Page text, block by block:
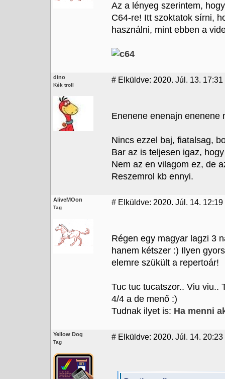
Az a lényeg szerintem,
C64-re! Itt szoktatok sírni,
használni, mint ebben a
dino
Kék troll
# Elküldve: 2020. Júl. 13. 17:31
Enenene enenajn enenene
Nincs ezzel baj, fiatalsag,
Bar az is teljesen igaz,
Nem az en vilagom ez, de
Reszemrol kb ennyi.
AliveMOon
Tag
# Elküldve: 2020. Júl. 14.
Régen egy magyar lagzi 3
hanem kétszer :) Ilyen
elemre szükült a repertoár!
Tuc tuc tucatszor.. Viu viu..
4/4 a de menő :)
Tudnak ilyet is: Ha menni
Yellow Dog
Tag
# Elküldve: 2020. Júl. 14.